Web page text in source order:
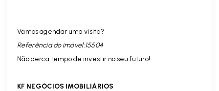
Vamos agendar uma visita?
Referência do imóvel:15504
Não perca tempo de investir no seu futuro!
KF NEGÓCIOS IMOBILIÁRIOS